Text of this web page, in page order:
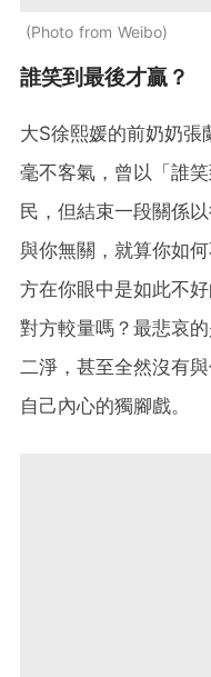
Photo from Weibo
誰笑到最後才贏？
大S徐熙媛的前奶奶張
毫不客氣，曾以「誰
民，但結束一段關係
與你無關，就算你如
方在你眼中是如此不
對方較量嗎？最悲哀
二淨，甚至全然沒有
自己內心的獨腳戲。